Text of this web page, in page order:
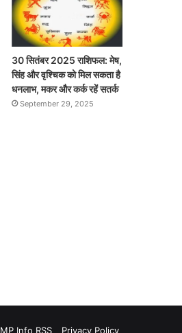
30 सितंबर 2025 राशिफल: मेष,
सिंह और वृश्चिक को मिल सकता है
धनलाभ, मकर और कर्क रहें सतर्क
September 29, 2025
MP Info RSS Privacy Policy